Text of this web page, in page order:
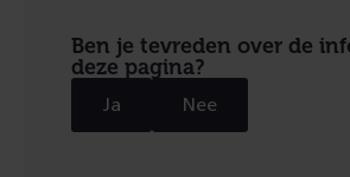
Ben je tevreden over de
deze pagina?
Ja Nee